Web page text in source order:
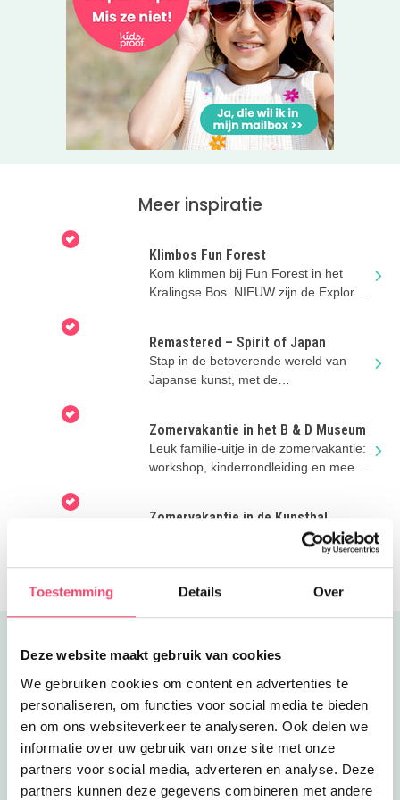
Toestemming Details Over
Deze website maakt gebruik van cookies
We gebruiken cookies om content en advertenties te
personaliseren, om functies voor social media te bieden
en om ons websiteverkeer te analyseren. Ook delen we
informatie over uw gebruik van onze site met onze
partners voor social media, adverteren en analyse. Deze
partners kunnen deze gegevens combineren met andere
Meer inspiratie
Klimbos Fun Forest
Kom klimmen bij Fun Forest in het
Kralingse Bos. NIEUW zijn de Explorer
Remastered – Spirit of Japan
Stap in de betoverende wereld van
Japanse kunst, met de
Zomervakantie in het B & D Museum
Leuk familie-uitje in de zomervakantie:
workshop, kinderrondleiding en meer
Zomervakantie in de Kunsthal
Een zomervakantie vol kunst,
creativiteit en heel veel plezier voor
nieuwsgierige kids!
Uitgelicht